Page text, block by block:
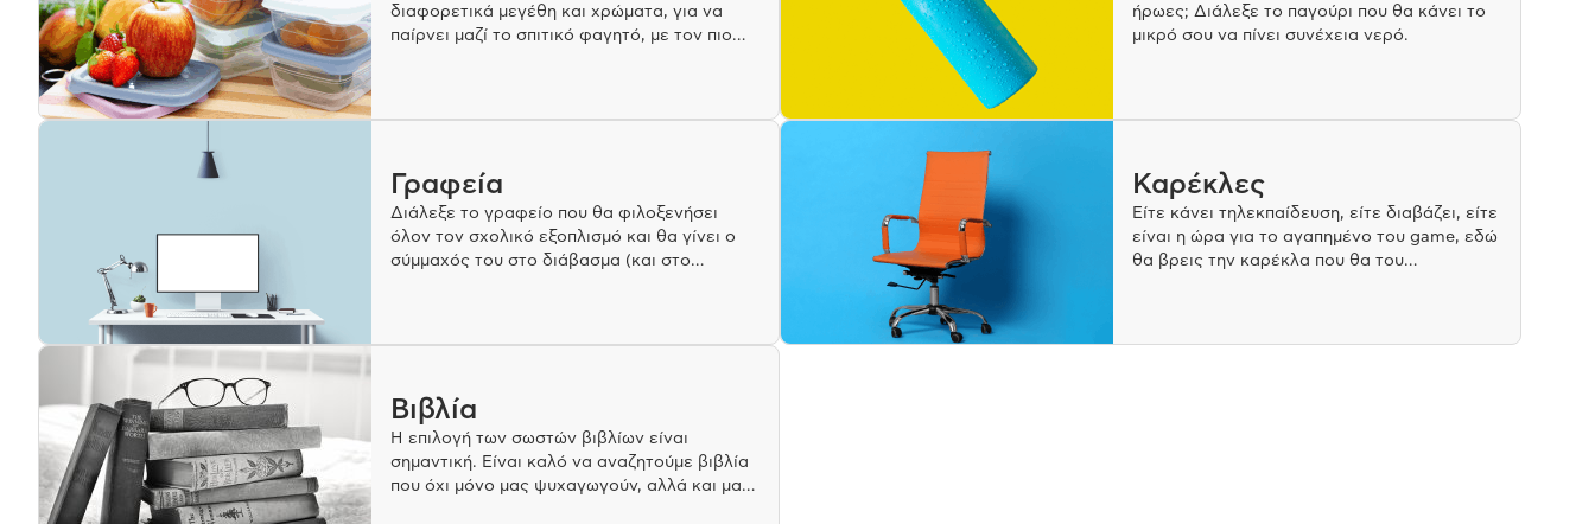
διαφορετικά μεγέθη και χρώματα, για να
παίρνει μαζί το σπιτικό φαγητό, με τον πιο
ήρωες; Διάλεξε το παγούρι που θα κάνει το
μικρό σου να πίνει συνέχεια νερό.
Γραφεία
Διάλεξε το γραφείο που θα φιλοξενήσει
όλον τον σχολικό εξοπλισμό και θα γίνει ο
σύμμαχός του στο διάβασμα (και στο
Καρέκλες
Είτε κάνει τηλεκπαίδευση, είτε διαβάζει, είτε
είναι η ώρα για το αγαπημένο του game, εδώ
θα βρεις την καρέκλα που θα του
Βιβλία
Η επιλογή των σωστών βιβλίων είναι
σημαντική. Είναι καλό να αναζητούμε βιβλία
που όχι μόνο μας ψυχαγωγούν, αλλά και μας